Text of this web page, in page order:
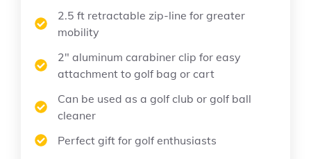
2.5 ft retractable zip-line for greater
mobility
2″ aluminum carabiner clip for easy
attachment to golf bag or cart
Can be used as a golf club or golf ball
cleaner
Perfect gift for golf enthusiasts